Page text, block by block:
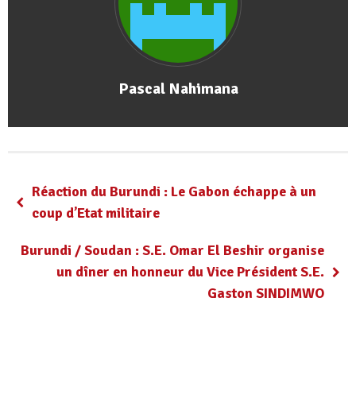
Pascal Nahimana
Réaction du Burundi : Le Gabon échappe à un
coup d’Etat militaire
Burundi / Soudan : S.E. Omar El Beshir organise
un dîner en honneur du Vice Président S.E.
Gaston SINDIMWO